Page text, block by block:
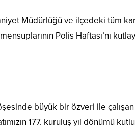
Müdürlüğü ve ilçedeki tüm
Polis Haftası’nı
büyük bir özveri ile
177. kuruluş yıl dönümü